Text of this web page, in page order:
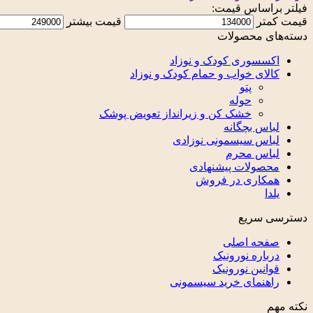
فیلتر براساس قیمت:
قیمت کمتر
قیمت بیشتر
دسته‌های محصولات
اکسسوری کودک و نوزاد
کالای خواب و حمام کودک و نوزاد
پتو
حوله
خشک کن و زیرانداز تعویض پوشک
لباس بچگانه
لباس سیسمونی نوزادی
لباس محرم
محصولات پیشنهادی
همکاری در فروش
یلدا
دسترسی سریع
صفحه اصلی
درباره نورونیک
قوانین نورونیک
راهنمای خرید سیسمونی
نکته مهم